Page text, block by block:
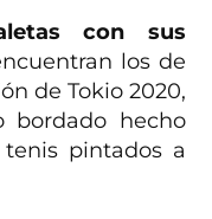
con sus
los de
de Tokio 2020,
bordado hecho
pintados a